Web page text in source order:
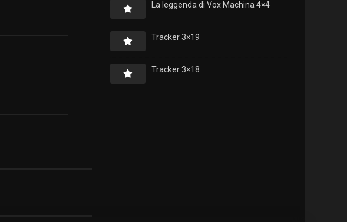
La leggenda di Vox Machina 4×4
Tracker 3×19
Tracker 3×18